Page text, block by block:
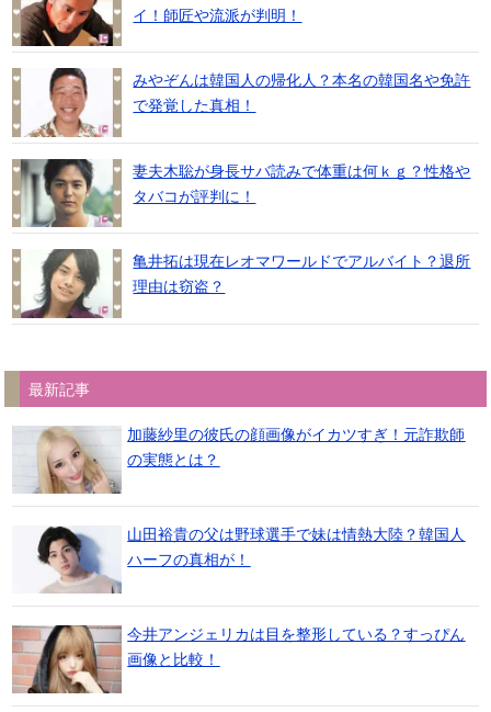
イ！師匠や流派が判明！
みやぞんは韓国人の帰化人？本名の韓国名や免許
で発覚した真相！
妻夫木聡が身長サバ読みで体重は何ｋｇ？性格や
タバコが評判に！
亀井拓は現在レオマワールドでアルバイト？退所
理由は窃盗？
最新記事
加藤紗里の彼氏の顔画像がイカツすぎ！元詐欺師
の実態とは？
山田裕貴の父は野球選手で妹は情熱大陸？韓国人
ハーフの真相が！
今井アンジェリカは目を整形している？すっぴん
画像と比較！